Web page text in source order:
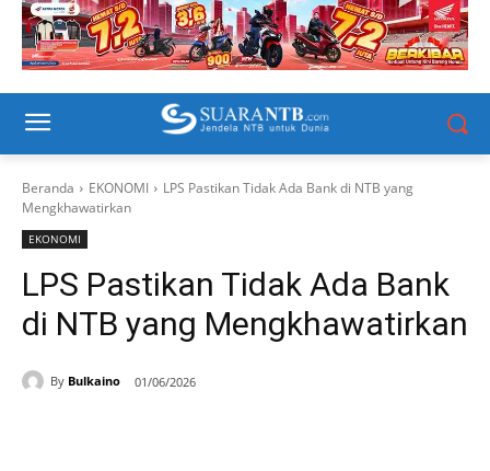
Beranda EKONOMI
LPS Pastikan Tidak Ada Bank di NTB yang
Mengkhawatirkan
EKONOMI
LPS Pastikan Tidak Ada Bank
di NTB yang Mengkhawatirkan
By Bulkaino 01/06/2026